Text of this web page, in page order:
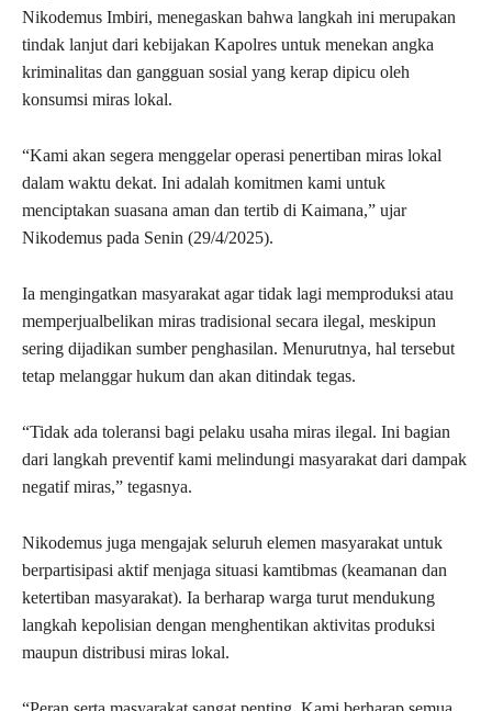
Nikodemus Imbiri, menegaskan bahwa langkah ini merupakan
tindak lanjut dari kebijakan Kapolres untuk menekan angka
kriminalitas dan gangguan sosial yang kerap dipicu oleh
konsumsi miras lokal.
“Kami akan segera menggelar operasi penertiban miras lokal
dalam waktu dekat. Ini adalah komitmen kami untuk
menciptakan suasana aman dan tertib di Kaimana,” ujar
Nikodemus pada Senin (29/4/2025).
Ia mengingatkan masyarakat agar tidak lagi memproduksi atau
memperjualbelikan miras tradisional secara ilegal, meskipun
sering dijadikan sumber penghasilan. Menurutnya, hal tersebut
tetap melanggar hukum dan akan ditindak tegas.
“Tidak ada toleransi bagi pelaku usaha miras ilegal. Ini bagian
dari langkah preventif kami melindungi masyarakat dari dampak
negatif miras,” tegasnya.
Nikodemus juga mengajak seluruh elemen masyarakat untuk
berpartisipasi aktif menjaga situasi kamtibmas (keamanan dan
ketertiban masyarakat). Ia berharap warga turut mendukung
langkah kepolisian dengan menghentikan aktivitas produksi
maupun distribusi miras lokal.